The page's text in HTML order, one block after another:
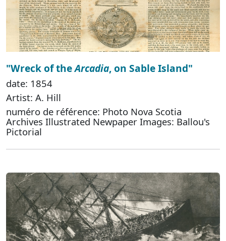
"Wreck of theArcadia, on Sable Island"
date: 1854
Artist: A. Hill
numéro de référence: Photo Nova Scotia
Archives Illustrated Newpaper Images: Ballou's
Pictorial